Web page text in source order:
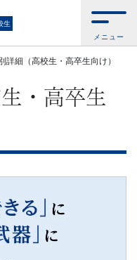
生
メニュー
詳細（高校生・高卒生向け）
・高卒生